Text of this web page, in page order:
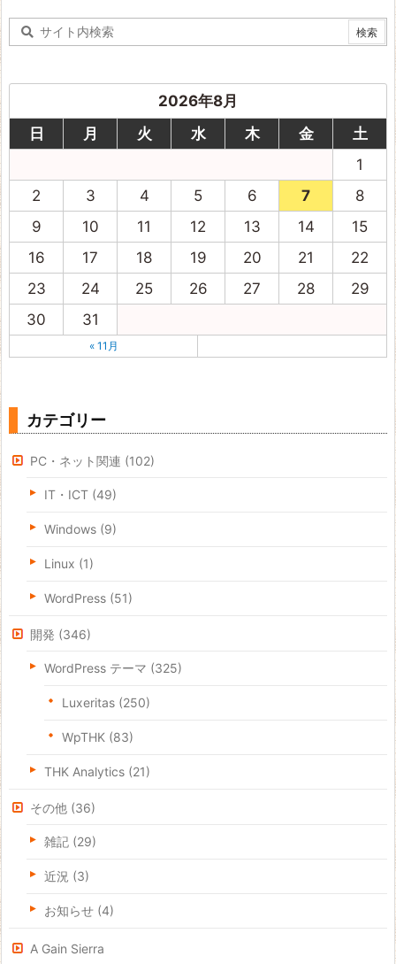
2026年8月
日
月 火 水 木 金
土
1
2
3 4 5 6 7
8
9
10 11 12 13 14
15
16
17 18 19 20 21
22
23
24 25 26 27 28
29
30
31
« 11月
カテゴリー
PC・ネット関連 (102)
IT・ICT (49)
Windows (9)
Linux (1)
WordPress (51)
開発 (346)
WordPress テーマ (325)
Luxeritas (250)
WpTHK (83)
THK Analytics (21)
その他 (36)
雑記 (29)
近況 (3)
お知らせ (4)
A Gain Sierra